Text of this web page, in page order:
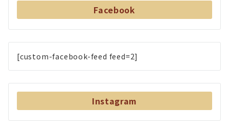
Facebook
[custom-facebook-feed feed=2]
Instagram